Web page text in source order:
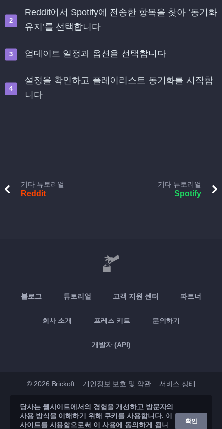
Reddit에서 Spotify에 전송한 항목을 찾아 ‘동기화
유지’를 선택합니다
업데이트 일정과 옵션을 선택합니다
설정을 확인하고 플레이리스트 동기화를 시작합
니다
기타 튜토리얼
Reddit
기타 튜토리얼
Spotify
블로그 튜토리얼 고객 지원 센터 파트너
회사 소개 프레스 키트 문의하기
개발자 (API)
© 2026 Brickoft 개인정보 보호 및 약관 서비스 상태
App Store Google Play
당사는 웹사이트에서의 경험을 개선하고 방문자의
사용 방식을 이해하기 위해 쿠키를 사용합니다. 이
사이트를 사용함으로써 이 사용에 동의하게 됩니
확인